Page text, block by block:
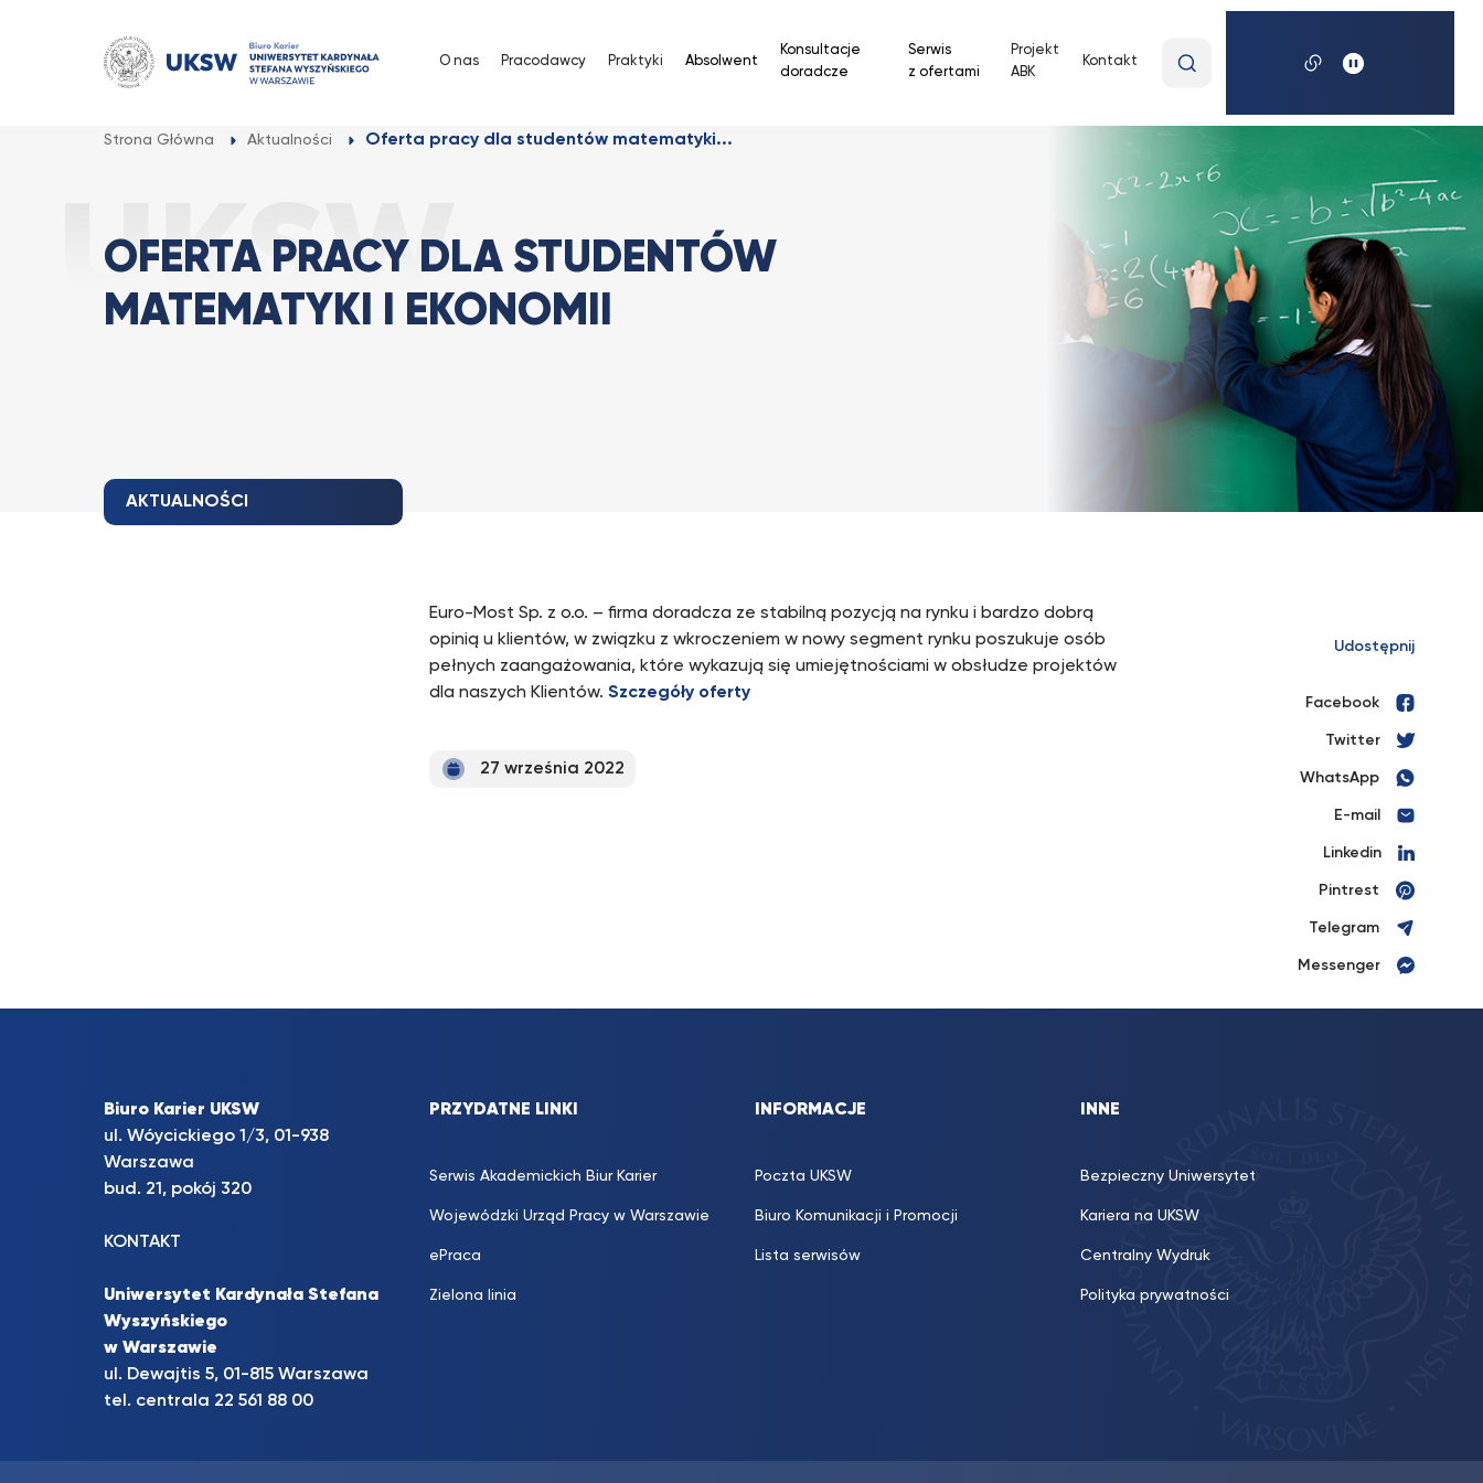
O nas Pracodawcy Praktyki Absolwent
Konsultacje
doradcze
Serwis
z ofertami
Projekt
ABK
Kontakt
wyszukiwaną
Strona Główna Aktualności Oferta pracy dla studentów matematyki...
OFERTA PRACY DLA STUDENTÓW
MATEMATYKI I EKONOMII
AKTUALNOŚCI
Euro-Most Sp. z o.o. – firma doradcza ze stabilną pozycją na rynku i bardzo dobrą
opinią u klientów, w związku z wkroczeniem w nowy segment rynku poszukuje osób
pełnych zaangażowania, które wykazują się umiejętnościami w obsłudze projektów
dla naszych Klientów. Szczegóły oferty
27 września 2022
Udostępnij
Facebook
Twitter
WhatsApp
E-mail
Linkedin
Pintrest
Telegram
Messenger
Biuro Karier UKSW
ul. Wóycickiego 1/3, 01-938
Warszawa
bud. 21, pokój 320
KONTAKT
Uniwersytet Kardynała Stefana
Wyszyńskiego
w Warszawie
ul. Dewajtis 5, 01-815 Warszawa
tel. centrala 22 561 88 00
PRZYDATNE LINKI
Serwis Akademickich Biur Karier
Wojewódzki Urząd Pracy w Warszawie
ePraca
Zielona linia
INFORMACJE
Poczta UKSW
Biuro Komunikacji i Promocji
Lista serwisów
INNE
Bezpieczny Uniwersytet
Kariera na UKSW
Centralny Wydruk
Polityka prywatności